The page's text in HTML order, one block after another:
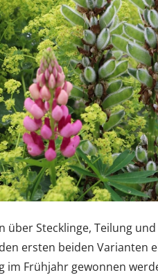
über Stecklinge, Teilung
ersten beiden Varianten
im Frühjahr gewonnen